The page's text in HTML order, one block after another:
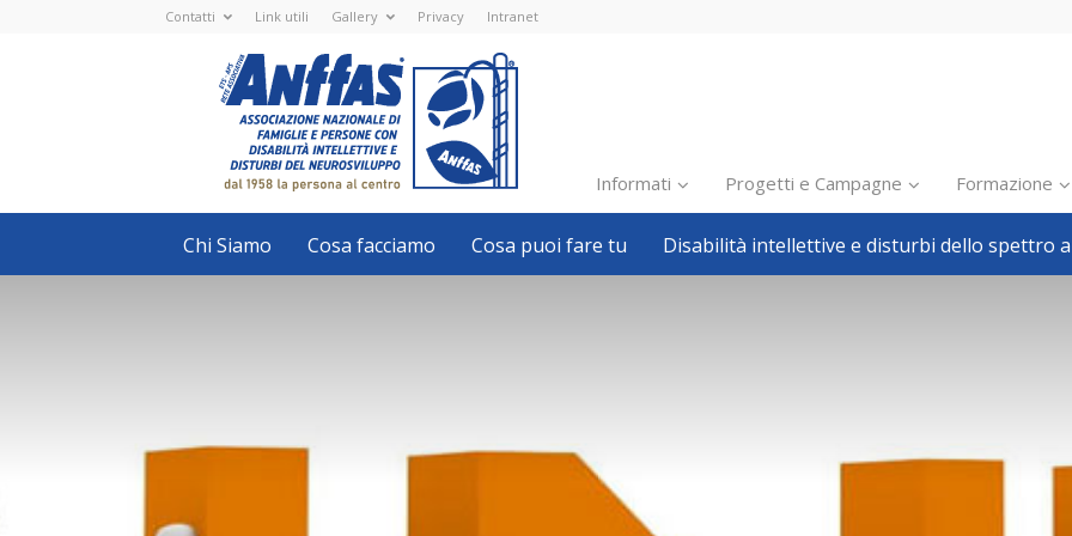
Contatti Link utili Gallery Privacy Intranet
Nazionale
ETS
-
APS
Associazione
Nazionale
di
Famiglie
e
con
disabilità
intellettive
Informati
Inclusione scolastica
Inclusione lavorativa
Avvisi, bandi
Progetti e Campagne Formazione
Chi Siamo Cosa facciamo Cosa puoi fare tu Disabilità intellettive e disturbi dello spettro